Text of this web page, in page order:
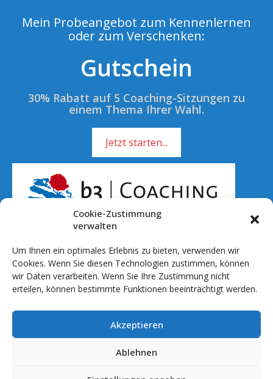
Cookie-Zustimmung
verwalten
Um Ihnen ein optimales Erlebnis zu bieten, verwenden wir
Cookies. Wenn Sie diesen Technologien zustimmen, können
wir Daten verarbeiten. Wenn Sie Ihre Zustimmung nicht
erteilen, können bestimmte Funktionen beeinträchtigt werden.
Akzeptieren
Ablehnen
Mein Probeangebot zum Kennenlernen
oder zum Verschenken:
Gutschein
30% Rabatt auf 5 Coaching-Sitzungen zu
einem Thema Ihrer Wahl.
Jetzt starten...
Rufen Sie mich an!
01 51 - 701 041 20